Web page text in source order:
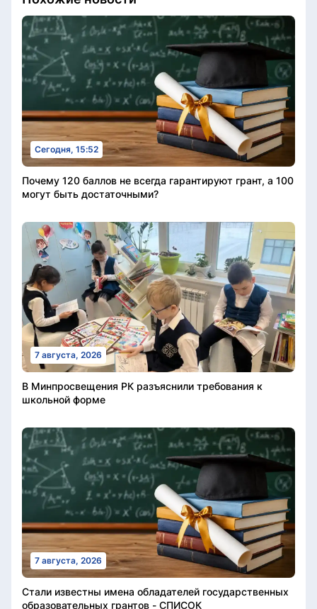
Сегодня, 15:52
Почему 120 баллов не всегда гарантируют грант, а 100
могут быть достаточными?
7 августа, 2026
В Минпросвещения РК разъяснили требования к
школьной форме
7 августа, 2026
Стали известны имена обладателей государственных
образовательных грантов - СПИСОК